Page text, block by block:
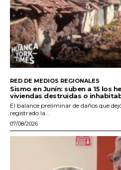
RED DE MEDIOS REGIONALES
Sismo en Junín: suben a 15 los
viviendas destruidas o
El balance preliminar de daños que
registrado la...
07/08/2026